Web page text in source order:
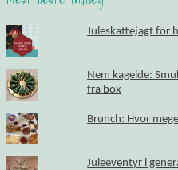
Juleskattejagt for
Nem kageide:
fra box
Brunch: Hvor
Juleeventyr i